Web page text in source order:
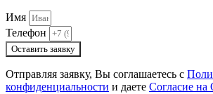
Имя
Телефон
Оставить заявку
Отправляя заявку, Вы соглашаетесь с
конфиденциальности и даете Согласие